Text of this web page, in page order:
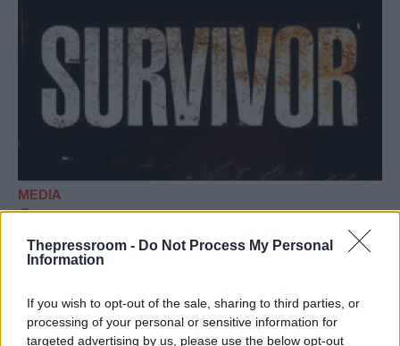
Thepressroom - Do Not Process My Personal
Information
If you wish to opt-out of the sale, sharing to third parties, or
processing of your personal or sensitive information for
targeted advertising by us, please use the below opt-out
MEDIA
11/05/2021 - 20:06
Διαρροές Survivor spoiler: ΟΡΙΣΤΙΚΟ!
Αυτή η ομάδα κερδίζει σήμερα (11/5) τον
Survivor spoiler (11/5): Η ομάδα που